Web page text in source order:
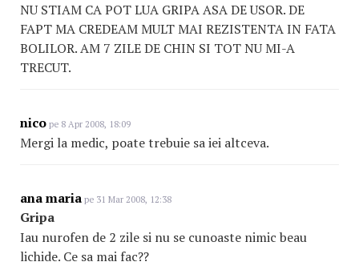
NU STIAM CA POT LUA GRIPA ASA DE USOR. DE
FAPT MA CREDEAM MULT MAI REZISTENTA IN FATA
BOLILOR. AM 7 ZILE DE CHIN SI TOT NU MI-A
TRECUT.
nico pe 8 Apr 2008, 18:09
Mergi la medic, poate trebuie sa iei altceva.
ana maria pe 31 Mar 2008, 12:38
Gripa
Iau nurofen de 2 zile si nu se cunoaste nimic beau
lichide. Ce sa mai fac??